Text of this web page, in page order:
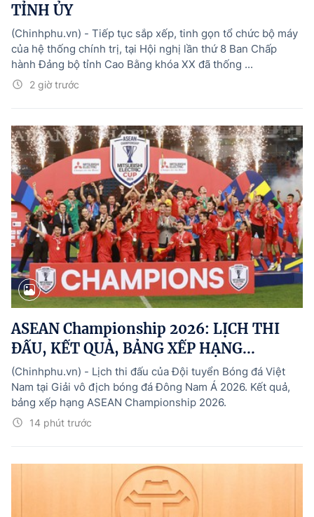
TỈNH ỦY
2 giờ trước
(Chinhphu.vn) - Tiếp tục sắp xếp, tinh gọn tổ chức bộ máy
của hệ thống chính trị, tại Hội nghị lần thứ 8 Ban Chấp
hành Đảng bộ tỉnh Cao Bằng khóa XX đã thống ...
ASEAN Championship 2026: LỊCH THI
ĐẤU, KẾT QUẢ, BẢNG XẾP HẠNG...
14 phút trước
(Chinhphu.vn) - Lịch thi đấu của Đội tuyển Bóng đá Việt
Nam tại Giải vô địch bóng đá Đông Nam Á 2026. Kết quả,
bảng xếp hạng ASEAN Championship 2026.